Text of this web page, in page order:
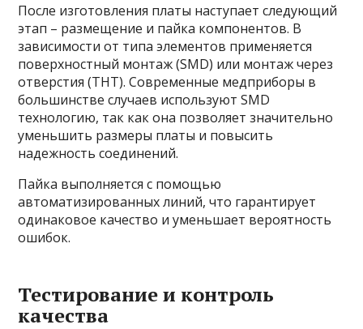
После изготовления платы наступает следующий
этап – размещение и пайка компонентов. В
зависимости от типа элементов применяется
поверхностный монтаж (SMD) или монтаж через
отверстия (THT). Современные медприборы в
большинстве случаев используют SMD
технологию, так как она позволяет значительно
уменьшить размеры платы и повысить
надежность соединений.
Пайка выполняется с помощью
автоматизированных линий, что гарантирует
одинаковое качество и уменьшает вероятность
ошибок.
Тестирование и контроль
качества